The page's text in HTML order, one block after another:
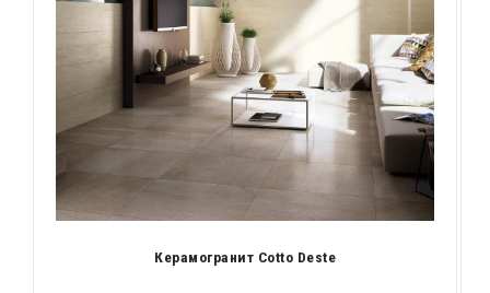
Керамогранит Cotto Deste